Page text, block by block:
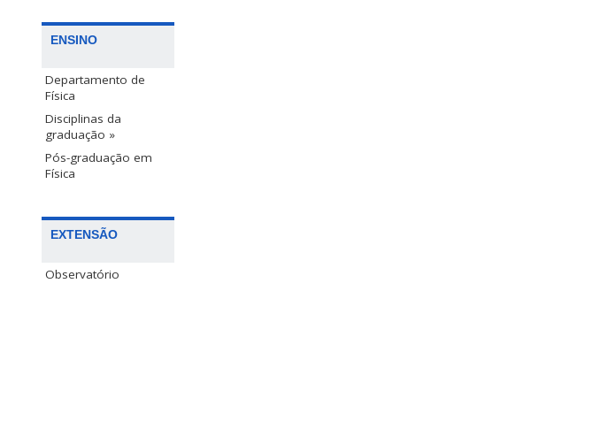
ENSINO
Departamento de
Física
Disciplinas da
graduação »
Pós-graduação em
Física
EXTENSÃO
Observatório